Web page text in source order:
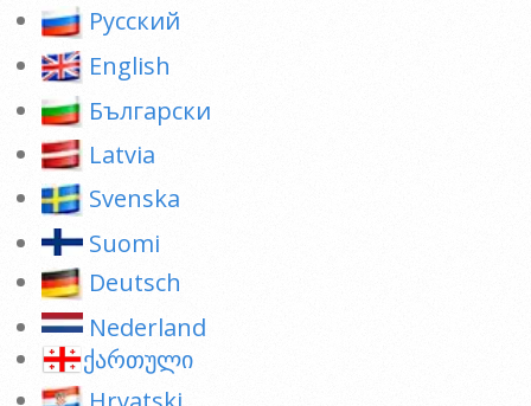
Pусский
English
Български
Latvia
Svenska
Suomi
Deutsch
Nederland
ქართული